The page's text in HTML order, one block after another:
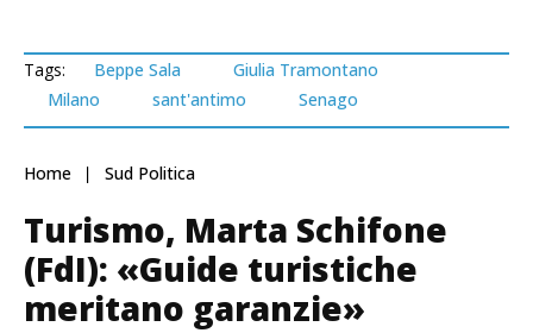
Tags: Beppe Sala
Giulia Tramontano
Milano
sant'antimo Senago
Home Sud Politica
Turismo, Marta Schifone
(FdI): «Guide turistiche
meritano garanzie»